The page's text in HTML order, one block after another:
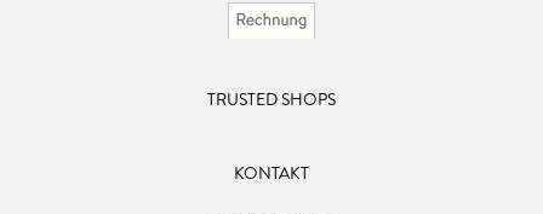
TRUSTED SHOPS
KONTAKT